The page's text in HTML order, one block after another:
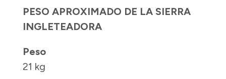
PESO APROXIMADO DE LA SIERRA
INGLETEADORA
Peso
21 kg